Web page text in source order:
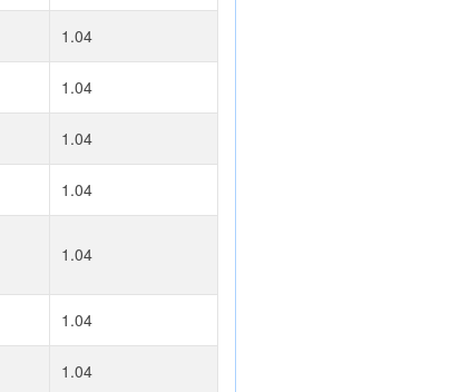
1.04
1.04
1.04
1.04
1.04
1.04
1.04